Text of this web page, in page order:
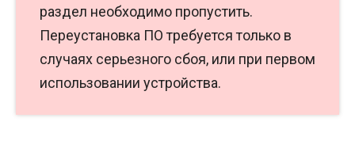
раздел необходимо пропустить.
Переустановка ПО требуется только в
случаях серьезного сбоя, или при первом
использовании устройства.